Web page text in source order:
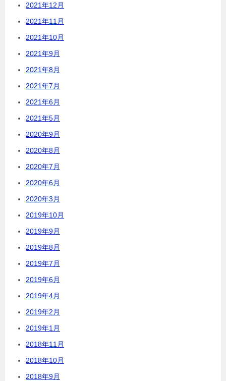
2021年12月
2021年11月
2021年10月
2021年9月
2021年8月
2021年7月
2021年6月
2021年5月
2020年9月
2020年8月
2020年7月
2020年6月
2020年3月
2019年10月
2019年9月
2019年8月
2019年7月
2019年6月
2019年4月
2019年2月
2019年1月
2018年11月
2018年10月
2018年9月